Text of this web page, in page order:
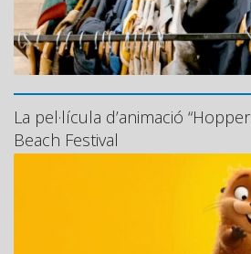
La pel·lícula d’animació
Beach Festival